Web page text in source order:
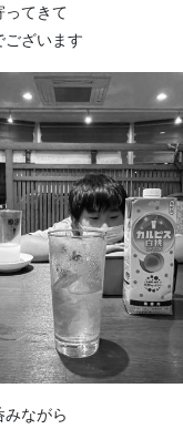
てきて
ざいます
ながら